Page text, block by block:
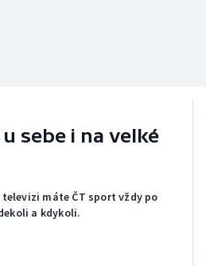
sebe i na velké
máte ČT sport vždy po
a kdykoli.